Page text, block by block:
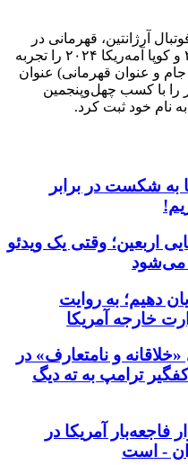
آرژانتین، قهرمانی در
کوپا آمه‌ریکا ۲۰۲۱، جام جهانی ۲۰۲۲ و کوپا آمه‌ریکا ۲۰۲۴ را تجربه
کرده است، با گذر از دنی آلوز (با ۴۴ جام و عنوان قهرمانی) عنوان
را با کسب چهل‌وپنجمین
نام خود ثبت کرد.
به شکست در برابر
اربعین؛ وقتی یک ویدئو
می‌شود
دهیم؛ به روایت
خارجه آمریکا
و نامتعارف» در
کفگیر ترامپ به ته دیگ
فاجعه‌بار آمریکا در
- است